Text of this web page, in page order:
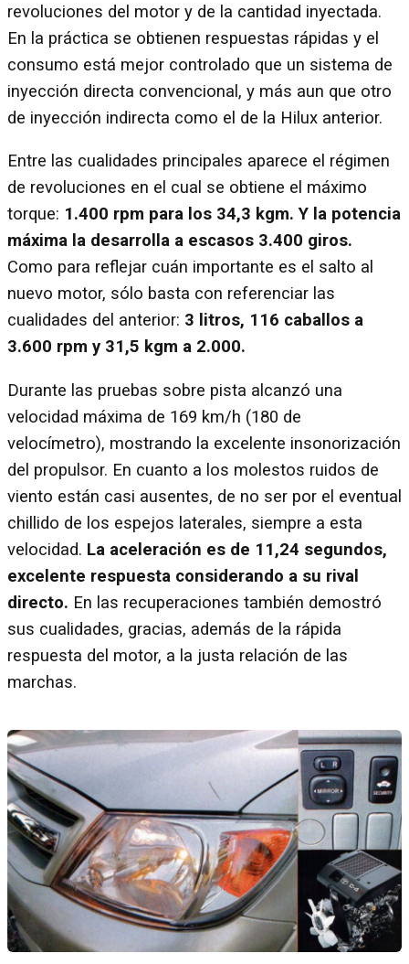
revoluciones del motor y de la cantidad inyectada.
En la práctica se obtienen respuestas rápidas y el
consumo está mejor controlado que un sistema de
inyección directa convencional, y más aun que otro
de inyección indirecta como el de la Hilux anterior.
Entre las cualidades principales aparece el régimen
de revoluciones en el cual se obtiene el máximo
torque: 1.400 rpm para los 34,3 kgm. Y la potencia
máxima la desarrolla a escasos 3.400 giros.
Como para reflejar cuán importante es el salto al
nuevo motor, sólo basta con referenciar las
cualidades del anterior: 3 litros, 116 caballos a
3.600 rpm y 31,5 kgm a 2.000.
Durante las pruebas sobre pista alcanzó una
velocidad máxima de 169 km/h (180 de
velocímetro), mostrando la excelente insonorización
del propulsor. En cuanto a los molestos ruidos de
viento están casi ausentes, de no ser por el eventual
chillido de los espejos laterales, siempre a esta
velocidad. La aceleración es de 11,24 segundos,
excelente respuesta considerando a su rival
directo. En las recuperaciones también demostró
sus cualidades, gracias, además de la rápida
respuesta del motor, a la justa relación de las
marchas.